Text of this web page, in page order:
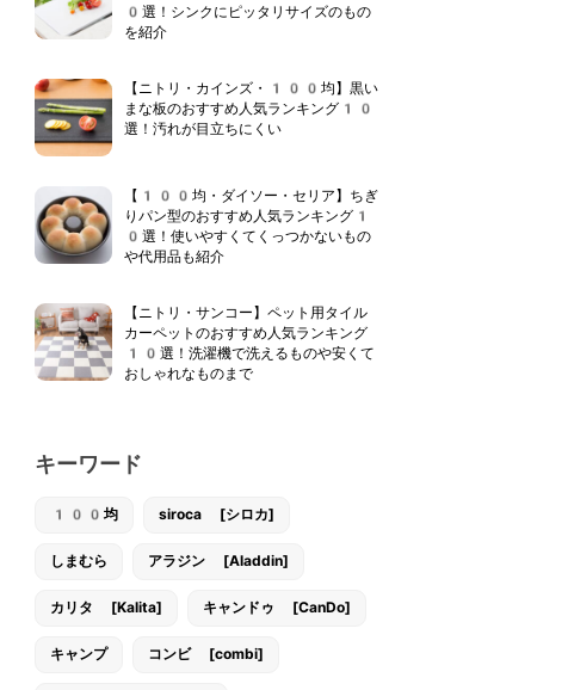
0選！シンクにピッタリサイズのもの
を紹介
【ニトリ・カインズ・100均】黒い
まな板のおすすめ人気ランキング10
選！汚れが目立ちにくい
【100均・ダイソー・セリア】ちぎ
りパン型のおすすめ人気ランキング1
0選！使いやすくてくっつかないもの
や代用品も紹介
【ニトリ・サンコー】ペット用タイル
カーペットのおすすめ人気ランキング
10選！洗濯機で洗えるものや安くて
おしゃれなものまで
キーワード
100均 siroca [シロカ]
しまむら アラジン [Aladdin]
カリタ [Kalita] キャンドゥ [CanDo]
キャンプ コンビ [combi]